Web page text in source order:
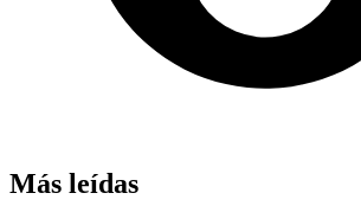
Más leídas